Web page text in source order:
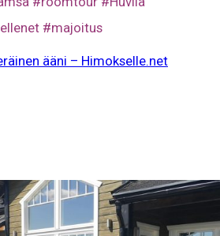
#majoitus
ääni – Himokselle.net